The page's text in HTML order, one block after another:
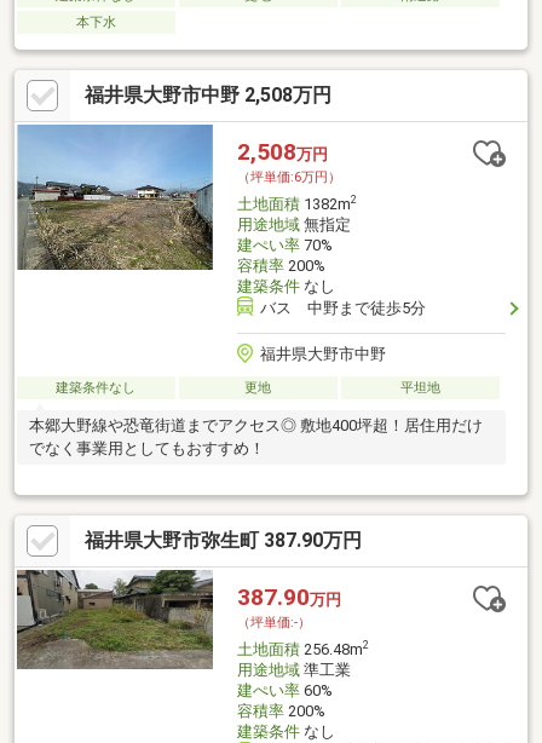
本下水
福井県大野市中野 2,508万円
2,508万円
（坪単価:6万円）
土地面積1382m2
用途地域無指定
建ぺい率70%
容積率200%
建築条件なし
バス 中野まで徒歩5分
福井県大野市中野
建築条件なし 更地 平坦地
本郷大野線や恐竜街道までアクセス◎ 敷地400坪超！居住用だけ
でなく事業用としてもおすすめ！
福井県大野市弥生町 387.90万円
387.90万円
（坪単価:-）
土地面積256.48m2
用途地域準工業
建ぺい率60%
容積率200%
建築条件なし